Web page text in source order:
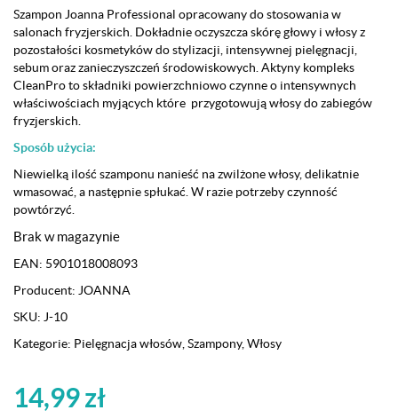
Szampon Joanna Professional opracowany do stosowania w
salonach fryzjerskich. Dokładnie oczyszcza skórę głowy i włosy z
pozostałości kosmetyków do stylizacji, intensywnej pielęgnacji,
sebum oraz zanieczyszczeń środowiskowych. Aktyny kompleks
CleanPro to składniki powierzchniowo czynne o intensywnych
właściwościach myjących które przygotowują włosy do zabiegów
fryzjerskich.
Sposób użycia:
Niewielką ilość szamponu nanieść na zwilżone włosy, delikatnie
wmasować, a następnie spłukać. W razie potrzeby czynność
powtórzyć.
Brak w magazynie
EAN: 5901018008093
Producent: JOANNA
SKU: J-10
Kategorie: Pielęgnacja włosów Szampony, Włosy
14,99zł